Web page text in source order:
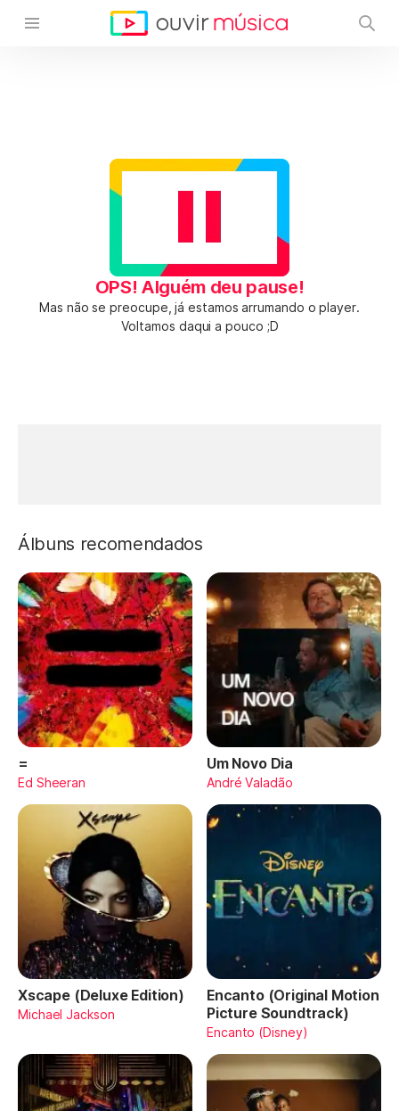
OPS! Alguém deu pause!
Mas não se preocupe, já estamos arrumando o player.
Voltamos daqui a pouco ;D
Álbuns recomendados
=
Ed Sheeran
Um Novo Dia
André Valadão
Xscape (Deluxe Edition)
Michael Jackson
Encanto (Original Motion
Picture Soundtrack)
Encanto (Disney)